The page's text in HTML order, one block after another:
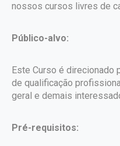
nossos cursos livres de
Público-alvo:
Este Curso é direcionado
de qualificação
geral e demais
Pré-requisitos: